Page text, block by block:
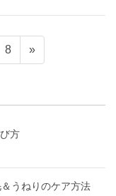
固
定
ー
8 »
方
＆うねりのケア方法